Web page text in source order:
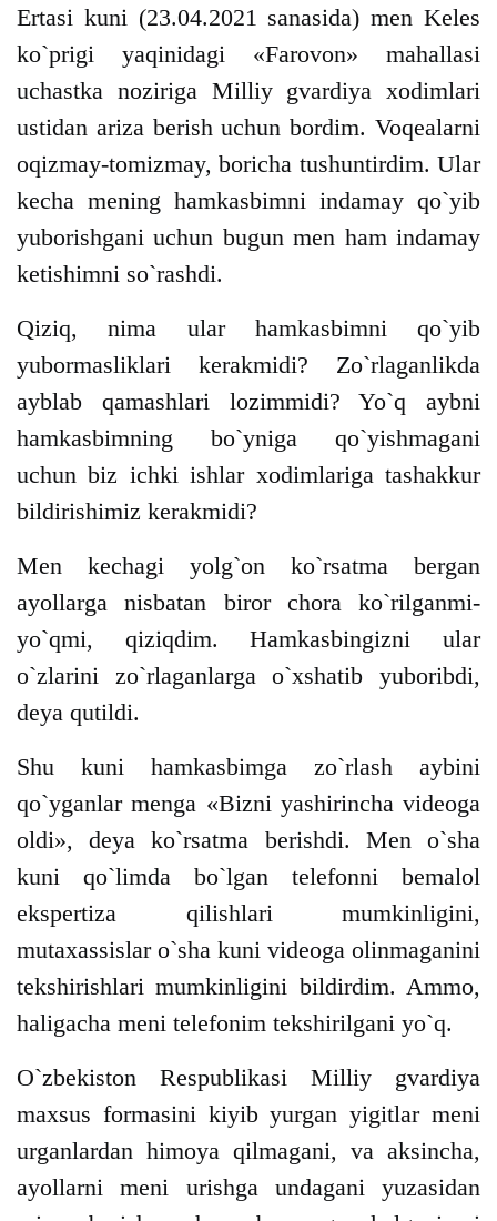
Ertasi kuni (23.04.2021 sanasida) men Keles
ko`prigi yaqinidagi «Farovon» mahallasi
uchastka noziriga Milliy gvardiya xodimlari
ustidan ariza berish uchun bordim. Voqealarni
oqizmay-tomizmay, boricha tushuntirdim. Ular
kecha mening hamkasbimni indamay qo`yib
yuborishgani uchun bugun men ham indamay
ketishimni so`rashdi.
Qiziq, nima ular hamkasbimni qo`yib
yubormasliklari kerakmidi? Zo`rlaganlikda
ayblab qamashlari lozimmidi? Yo`q aybni
hamkasbimning bo`yniga qo`yishmagani
uchun biz ichki ishlar xodimlariga tashakkur
bildirishimiz kerakmidi?
Men kechagi yolg`on ko`rsatma bergan
ayollarga nisbatan biror chora ko`rilganmi-
yo`qmi, qiziqdim. Hamkasbingizni ular
o`zlarini zo`rlaganlarga o`xshatib yuboribdi,
deya qutildi.
Shu kuni hamkasbimga zo`rlash aybini
qo`yganlar menga «Bizni yashirincha videoga
oldi», deya ko`rsatma berishdi. Men o`sha
kuni qo`limda bo`lgan telefonni bemalol
ekspertiza qilishlari mumkinligini,
mutaxassislar o`sha kuni videoga olinmaganini
tekshirishlari mumkinligini bildirdim. Ammo,
haligacha meni telefonim tekshirilgani yo`q.
O`zbekiston Respublikasi Milliy gvardiya
maxsus formasini kiyib yurgan yigitlar meni
urganlardan himoya qilmagani, va aksincha,
ayollarni meni urishga undagani yuzasidan